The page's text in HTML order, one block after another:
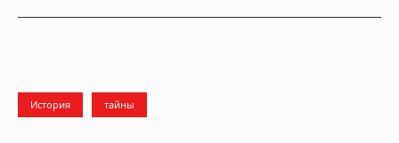
История тайны